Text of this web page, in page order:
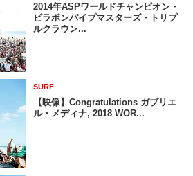
2014年ASPワールドチャンピオン・
ビラボンパイプマスターズ・トリプ
ルクラウン...
SURF
【映像】Congratulations ガブリエ
ル・メディナ, 2018 WOR...